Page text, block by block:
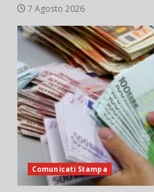
7 Agosto 2026
Comunicati Stampa